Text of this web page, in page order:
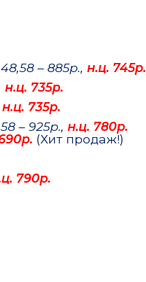
– 885р., н.ц. 745р.
н.ц. 735р.
н.ц. 735р.
– 925р., н.ц. 780р.
(Хит продаж!)
790р.